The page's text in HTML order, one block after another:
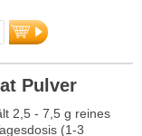
Dieses
zu L-Citrullin
Pulver
2,5 - 7,5 g reines
(1-3